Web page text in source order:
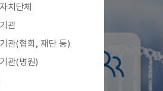
치단체
관
관(협회, 재단 등)
관(병원)